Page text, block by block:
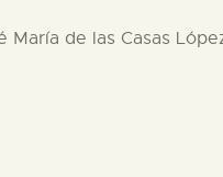
de las Casas